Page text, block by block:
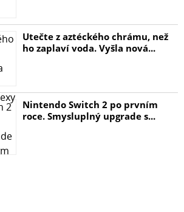
Utečte z aztéckého chrámu, než
ho zaplaví voda. Vyšla nová...
Nintendo Switch 2 po prvním
roce. Smysluplný upgrade s...